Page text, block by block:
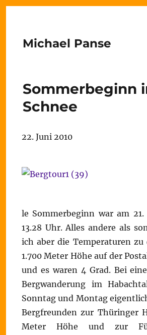
Michael Panse
Sommerbeginn
Schnee
22. Juni 2010
le Sommerbeginn war am
13.28 Uhr. Alles andere als
ich aber die Temperaturen zu
1.700 Meter Höhe auf der
und es waren 4 Grad. Bei
Bergwanderung im
Sonntag und Montag
Bergfreunden zur Thüringer
Meter Höhe und zur